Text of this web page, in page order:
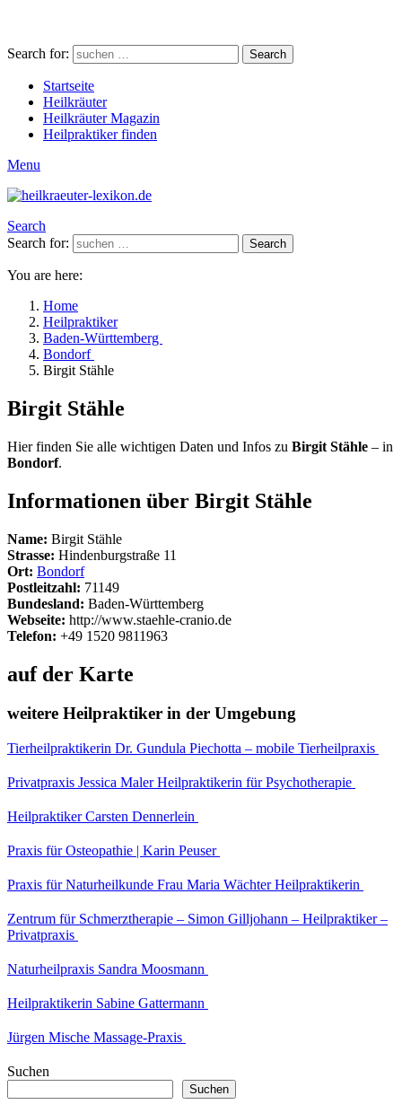
Search for: Search
Startseite
Heilkräuter
Heilkräuter Magazin
Heilpraktiker finden
Menu
Search
Search for:
Search
You are here:
Home
Heilpraktiker
Baden-Württemberg
Bondorf
Birgit Stähle
Birgit Stähle
Hier finden Sie alle wichtigen Daten und Infos zu Birgit Stähle – in
Bondorf.
Informationen über Birgit Stähle
Name: Birgit Stähle
Strasse: Hindenburgstraße 11
Ort: Bondorf
Postleitzahl: 71149
Bundesland: Baden-Württemberg
Webseite: http://www.staehle-cranio.de
Telefon: +49 1520 9811963
auf der Karte
weitere Heilpraktiker in der Umgebung
Tierheilpraktikerin Dr. Gundula Piechotta – mobile Tierheilpraxis
Privatpraxis Jessica Maler Heilpraktikerin für Psychotherapie
Heilpraktiker Carsten Dennerlein
Praxis für Osteopathie | Karin Peuser
Praxis für Naturheilkunde Frau Maria Wächter Heilpraktikerin
Zentrum für Schmerztherapie – Simon Gilljohann – Heilpraktiker –
Privatpraxis
Naturheilpraxis Sandra Moosmann
Heilpraktikerin Sabine Gattermann
Jürgen Mische Massage-Praxis
Suchen
Suchen